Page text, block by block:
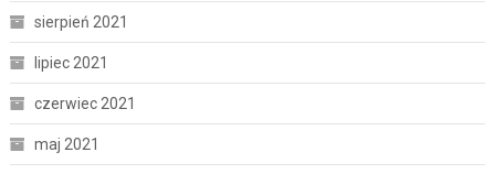
sierpień 2021
lipiec 2021
czerwiec 2021
maj 2021